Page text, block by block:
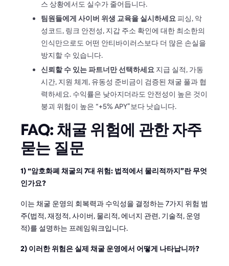
스 상황에서도 실수가 줄어듭니다.
팀원들에게 사이버 위생 교육을 실시하세요피싱, 악
성코드, 링크 안전성, 지갑 주소 확인에 대한 최소한의
인식만으로도 어떤 안티바이러스보다 더 많은 손실을
방지할 수 있습니다.
신뢰할 수 있는 파트너만 선택하세요 지급 실적, 가동
시간, 지원 체계, 유동성 준비금이 검증된 채굴 풀과 협
력하세요. 수익률은 낮아지더라도 안전성이 높은 것이
붕괴 위험이 높은 “+5% APY”보다 낫습니다.
FAQ: 채굴 위험에 관한 자주
묻는 질문
1) “암호화폐 채굴의 7대 위험: 법적에서 물리적까지”란 무엇
인가요?
이는 채굴 운영의 회복력과 수익성을 결정하는 7가지 위험 범
주(법적, 재정적, 사이버, 물리적, 에너지 관련, 기술적, 운영
적)를 설명하는 프레임워크입니다.
2) 이러한 위험은 실제 채굴 운영에서 어떻게 나타납니까?